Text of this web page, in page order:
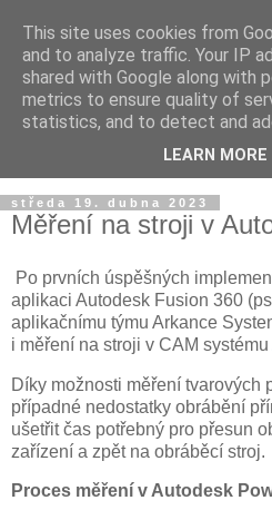
středa 19. dubna 2023
Měření na stroji v
Po prvních úspěšných
aplikaci Autodesk Fusion 360
aplikačnímu týmu Arkance
i měření na stroji v CAM systému
Díky možnosti měření tvarových
případné nedostatky obrábění
ušetřit čas potřebný pro přesun
zařízení a zpět na obráběcí stroj.
Proces měření v Autodesk
This site uses cookies from
and to analyze traffic. Your IP
shared with Google along with
metrics to ensure quality of
statistics, and to detect and
LEARN MORE